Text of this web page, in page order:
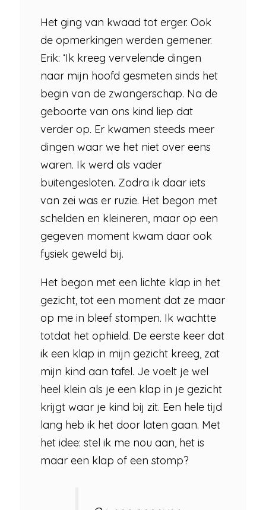
Het ging van kwaad tot erger. Ook
de opmerkingen werden gemener.
Erik: ‘Ik kreeg vervelende dingen
naar mijn hoofd gesmeten sinds het
begin van de zwangerschap. Na de
geboorte van ons kind liep dat
verder op. Er kwamen steeds meer
dingen waar we het niet over eens
waren. Ik werd als vader
buitengesloten. Zodra ik daar iets
van zei was er ruzie. Het begon met
schelden en kleineren, maar op een
gegeven moment kwam daar ook
fysiek geweld bij.
Het begon met een lichte klap in het
gezicht, tot een moment dat ze maar
op me in bleef stompen. Ik wachtte
totdat het ophield. De eerste keer dat
ik een klap in mijn gezicht kreeg, zat
mijn kind aan tafel. Je voelt je wel
heel klein als je een klap in je gezicht
krijgt waar je kind bij zit. Een hele tijd
lang heb ik het door laten gaan. Met
het idee: stel ik me nou aan, het is
maar een klap of een stomp?